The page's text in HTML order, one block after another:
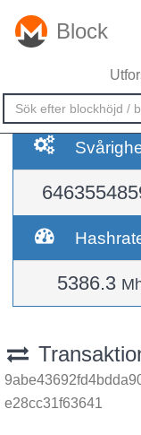
Block
5386.3
e28cc31f63641